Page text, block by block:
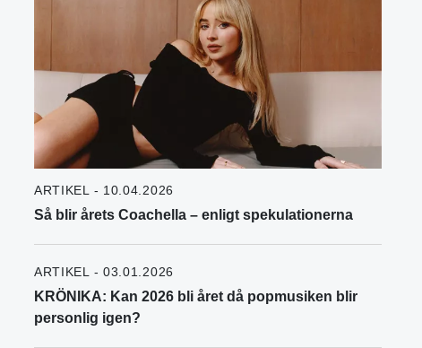
ARTIKEL - 10.04.2026
Så blir årets Coachella – enligt spekulationerna
ARTIKEL - 03.01.2026
KRÖNIKA: Kan 2026 bli året då popmusiken blir
personlig igen?